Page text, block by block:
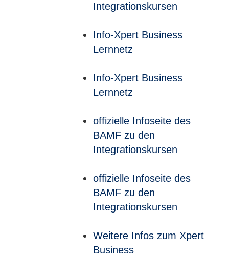
Integrationskursen
Info-Xpert Business
Lernnetz
Info-Xpert Business
Lernnetz
offizielle Infoseite des
BAMF zu den
Integrationskursen
offizielle Infoseite des
BAMF zu den
Integrationskursen
Weitere Infos zum Xpert
Business